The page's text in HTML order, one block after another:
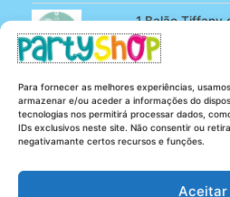
Para fornecer as melhores experiências,
armazenar e/ou aceder a informações do
tecnologias nos permitirá processar dados,
IDs exclusivos neste site. Não consentir ou
negativamante certos recursos e funções.
Aceitar
1 Balão Tiffany
100 Balões Rosa
5.25